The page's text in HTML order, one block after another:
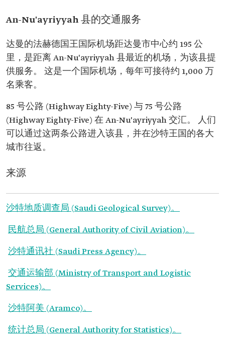
An-Nu'ayriyyah 县的交通服务
达曼的法赫德国王国际机场距达曼市中心约 195 公
里，是距离 An-Nu'ayriyyah 县最近的机场，为该县提
供服务。 这是一个国际机场，每年可接待约 1,000 万
名乘客。
85 号公路 (Highway Eighty-Five) 与 75 号公路
(Highway Eighty-Five) 在 An-Nu'ayriyyah 交汇。 人们
可以通过这两条公路进入该县，并在沙特王国的各大
城市往返。
来源
沙特地质调查局 (Saudi Geological Survey)。
民航总局 (General Authority of Civil Aviation)。
沙特通讯社 (Saudi Press Agency)。
交通运输部 (Ministry of Transport and Logistic
Services)。
沙特阿美 (Aramco)。
统计总局 (General Authority for Statistics)。